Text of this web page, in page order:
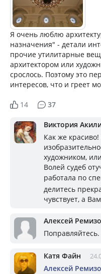
Я очень люблю
назначения" - детали
прочие утилитарные
архитектором или
срослось. Поэтому это
интересов, что и греет
14 37
Виктория
Как же
художником,
Волей судеб
работала по
делитесь
чувствует, а
Алексей
Поправляйтесь.
Катя Файн
Алексей